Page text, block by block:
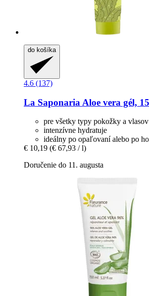
do košíka
4.6 (137)
La Saponaria Aloe vera gél,
pre všetky typy pokožky a vlasov
intenzívne hydratuje
ideálny po opaľovaní alebo po
€ 10,19 (€ 67,93 / l)
Doručenie do 11. augusta